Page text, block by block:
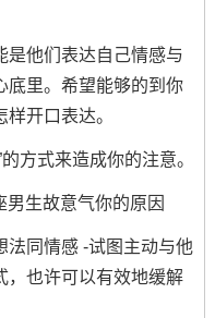
是他们表达自己情感与
底里。希望能够的到你
开口表达。
方式来造成你的注意。
法同情感 -试图主动与他
，也许可以有效地缓解